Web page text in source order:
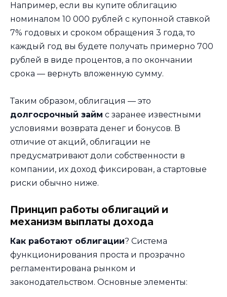
Например, если вы купите облигацию
номиналом 10 000 рублей с купонной ставкой
7% годовых и сроком обращения 3 года, то
каждый год вы будете получать примерно 700
рублей в виде процентов, а по окончании
срока — вернуть вложенную сумму.
Таким образом, облигация — это
долгосрочный займ с заранее известными
условиями возврата денег и бонусов. В
отличие от акций, облигации не
предусматривают доли собственности в
компании, их доход фиксирован, а стартовые
риски обычно ниже.
Принцип работы облигаций и
механизм выплаты дохода
Как работают облигации? Система
функционирования проста и прозрачно
регламентирована рынком и
законодательством. Основные элементы: